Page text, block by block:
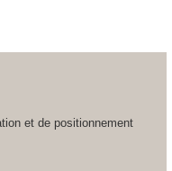
et de positionnement